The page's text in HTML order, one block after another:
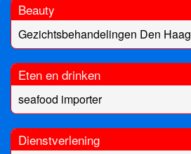
Beauty
Gezichtsbehandelingen Den Haag
Eten en drinken
seafood importer
Dienstverlening